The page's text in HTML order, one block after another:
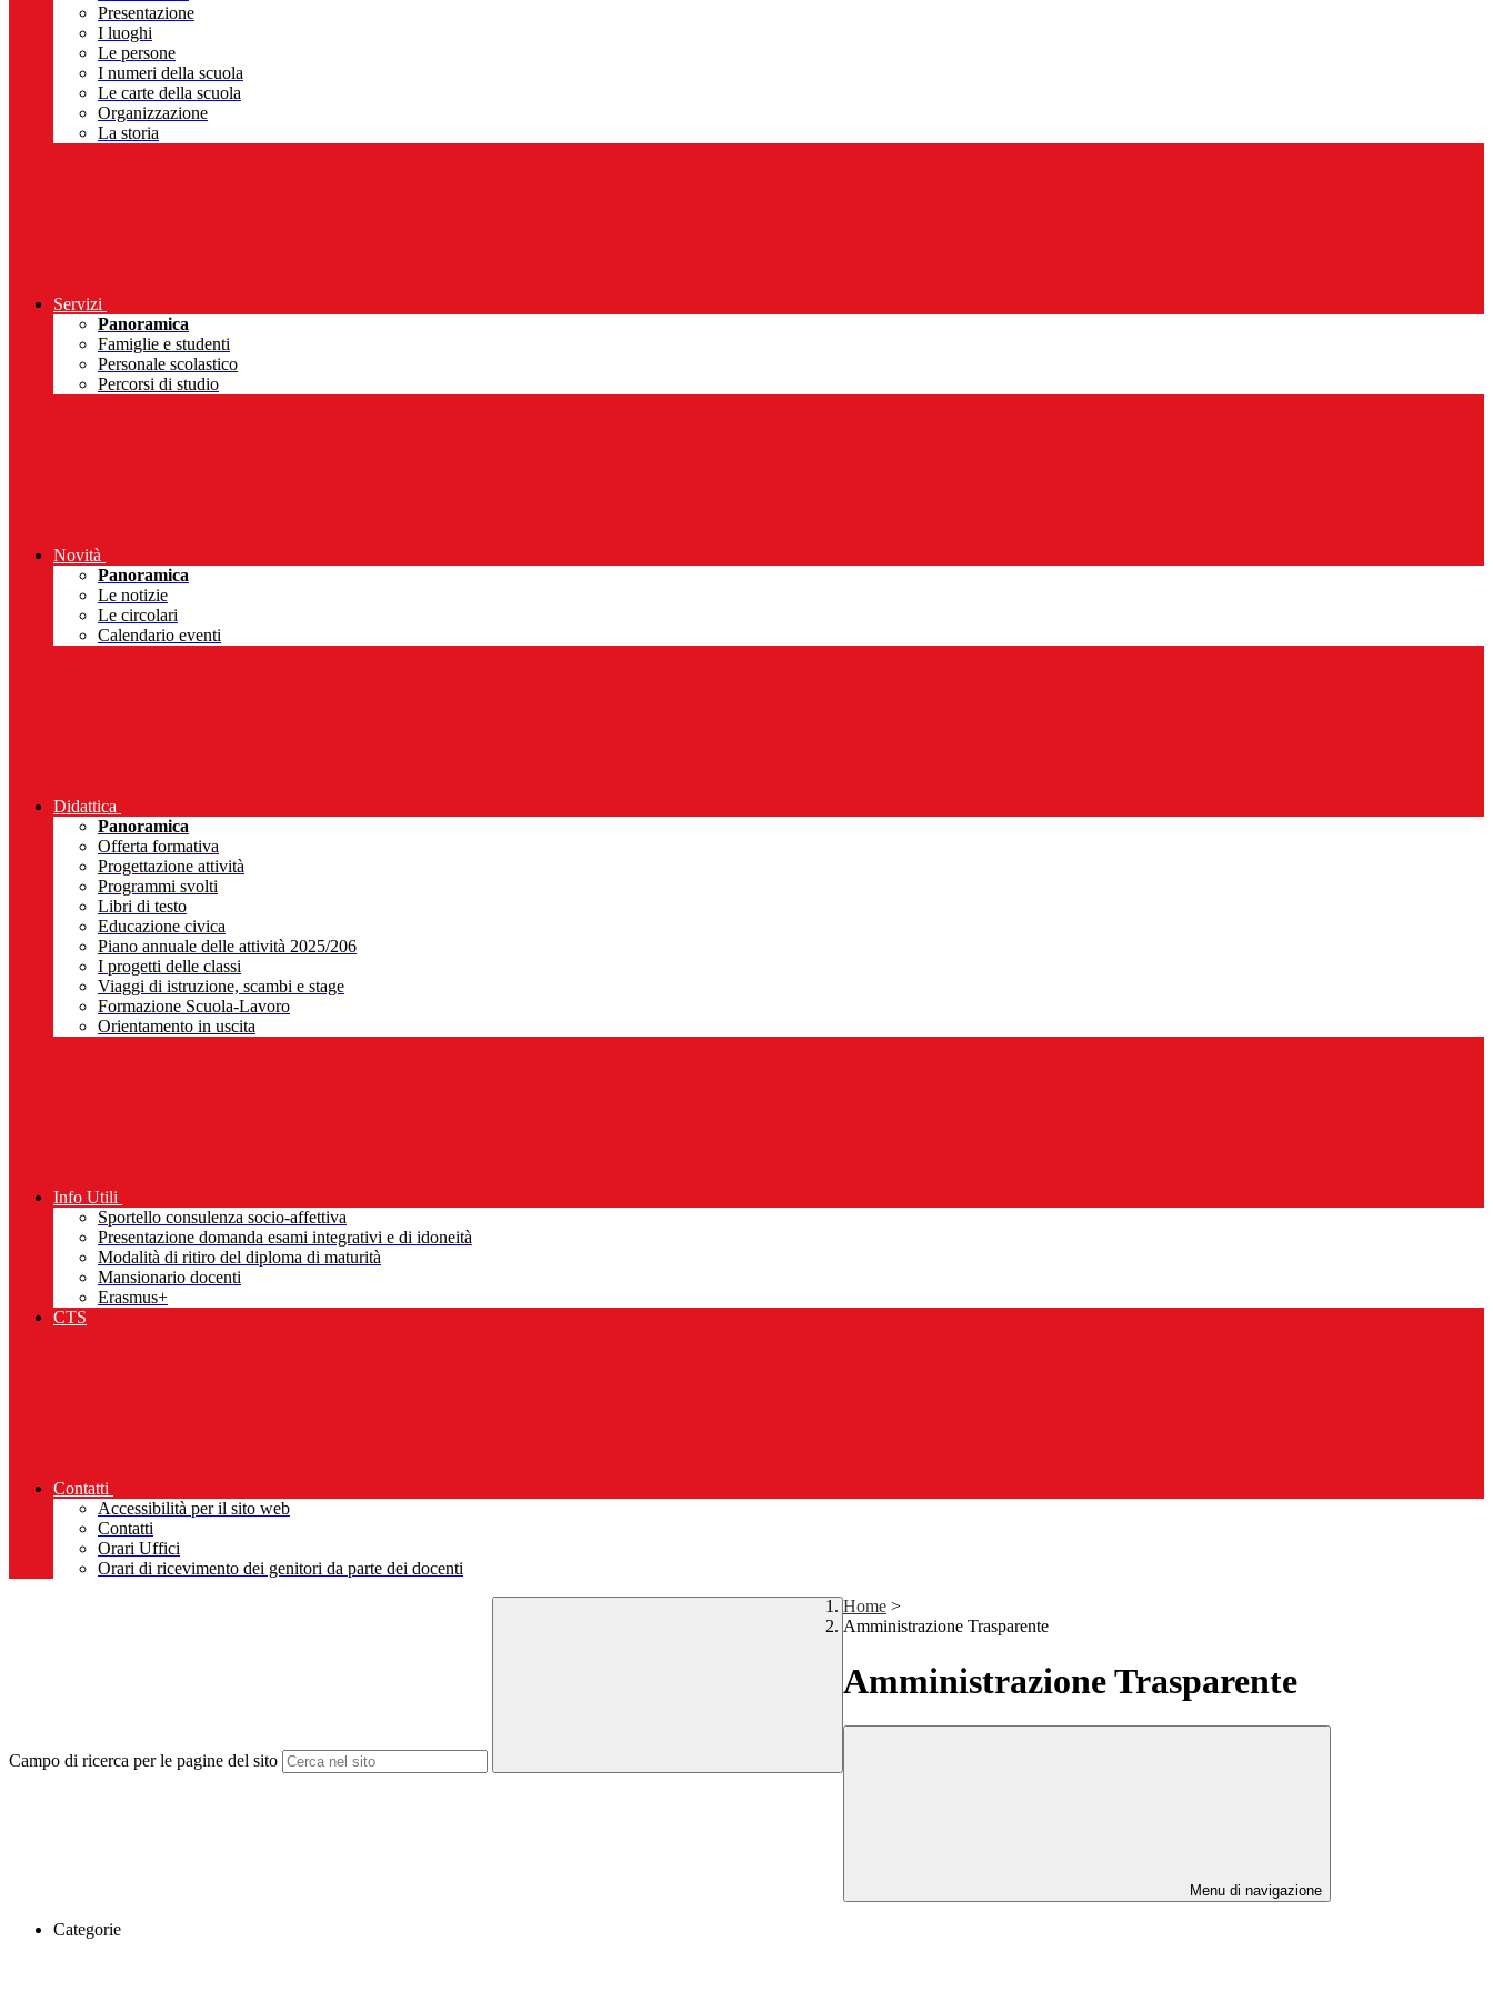
Presentazione
I luoghi
Le persone
I numeri della scuola
Le carte della scuola
Organizzazione
La storia
Servizi
Panoramica
Famiglie e studenti
Personale scolastico
Percorsi di studio
Novità
Panoramica
Le notizie
Le circolari
Calendario eventi
Didattica
Panoramica
Offerta formativa
Progettazione attività
Programmi svolti
Libri di testo
Educazione civica
Piano annuale delle attività 2025/206
I progetti delle classi
Viaggi di istruzione, scambi e stage
Formazione Scuola-Lavoro
Orientamento in uscita
Info Utili
Sportello consulenza socio-affettiva
Presentazione domanda esami integrativi e di idoneità
Modalità di ritiro del diploma di maturità
Mansionario docenti
Erasmus+
CTS
Contatti
Accessibilità per il sito web
Contatti
Orari Uffici
Orari di ricevimento dei genitori da parte dei docenti
Campo di ricerca per le pagine del sito
Home >
Amministrazione Trasparente
Amministrazione Trasparente
Menu di navigazione
Categorie